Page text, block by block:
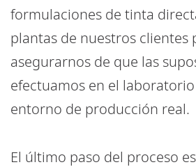
formulaciones de tinta
plantas de nuestros clientes
asegurarnos de que las
efectuamos en el
entorno de producción real.
El último paso del proceso